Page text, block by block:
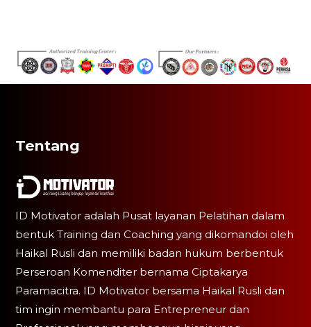
Tentang
ID Motivator adalah Pusat layanan Pelatihan dalam
bentuk Training dan Coaching yang dikomandoi oleh
Haikal Rusli dan memiliki badan hukum berbentuk
Perseroan Komenditer bernama Ciptakarya
Paramacitra. ID Motivator bersama Haikal Rusli dan
tim ingin membantu para Entrepreneur dan